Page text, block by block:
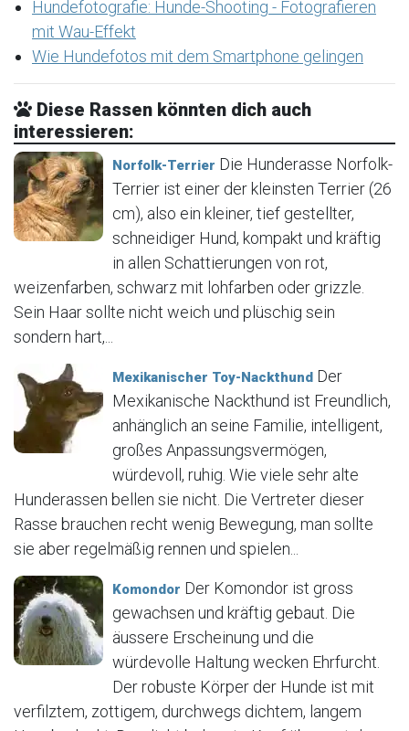
Hundefotografie: Hunde-Shooting - Fotografieren
mit Wau-Effekt
Wie Hundefotos mit dem Smartphone gelingen
Diese Rassen könnten dich auch
interessieren:
Norfolk-Terrier Die Hunderasse Norfolk-
Terrier ist einer der kleinsten Terrier (26
cm), also ein kleiner, tief gestellter,
schneidiger Hund, kompakt und kräftig
in allen Schattierungen von rot,
weizenfarben, schwarz mit lohfarben oder grizzle.
Sein Haar sollte nicht weich und plüschig sein
sondern hart,...
Mexikanischer Toy-Nackthund Der
Mexikanische Nackthund ist Freundlich,
anhänglich an seine Familie, intelligent,
großes Anpassungsvermögen,
würdevoll, ruhig. Wie viele sehr alte
Hunderassen bellen sie nicht. Die Vertreter dieser
Rasse brauchen recht wenig Bewegung, man sollte
sie aber regelmäßig rennen und spielen...
Komondor Der Komondor ist gross
gewachsen und kräftig gebaut. Die
äussere Erscheinung und die
würdevolle Haltung wecken Ehrfurcht.
Der robuste Körper der Hunde ist mit
verfilztem, zottigem, durchwegs dichtem, langem